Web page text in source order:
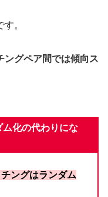
す。
ングペア間では傾向ス
化の代わりにな
ングはランダム